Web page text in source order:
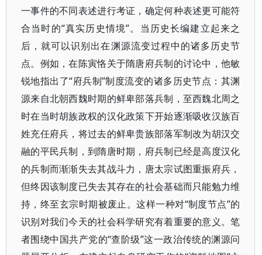
一事件的不同表述进行考证，确定何种表述更可能符
合当时的“真实历史情境”。当历史长编建立起来之
后，就可以识别出在渊源流变过程中的诸多历史节
点。例如，在陈寅恪关于隋唐府兵制的讨论中，他敏
锐地指出了“府兵制”制度流变的诸多历史节点：其渊
源来自北朝西魏时期的鲜卑部落兵制，至西魏北周之
时在当时胡族政权的汉化政策下开始逐渐吸收汉族百
姓充任府兵，将过去的鲜卑贵族部落军制改为胡汉交
融的平民兵制，到隋唐时期，府兵制已经是高度汉化
的兵制而渐渐失去其战斗力，唐太宗试图重振府兵，
但终因该制度已失去其存在的社会基础而只能勉力维
持，终至玄宗时期被废止。这样一种对“制度节点”的
识别对我们今天的社会科学研究有着重要的意义。笔
者围绕中国共产党的“查阶级”这一政治传统的渊源问